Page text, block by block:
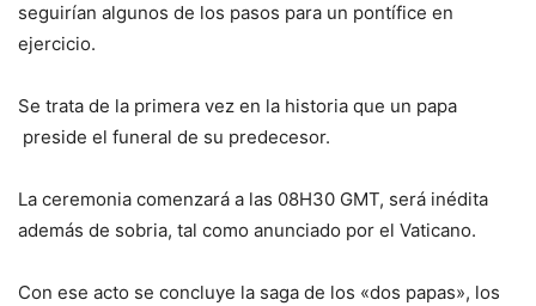
seguirían algunos de los pasos para un pontífice en
ejercicio.
Se trata de la primera vez en la historia que un papa
preside el funeral de su predecesor.
La ceremonia comenzará a las 08H30 GMT, será inédita
además de sobria, tal como anunciado por el Vaticano.
Con ese acto se concluye la saga de los «dos papas», los